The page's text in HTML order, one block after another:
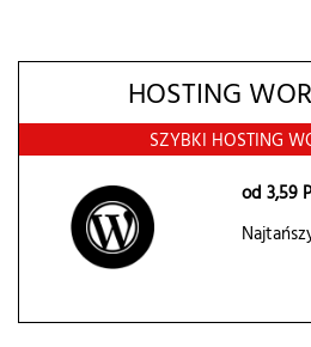
HOSTING
SZYBKI HOSTING
od 3,59